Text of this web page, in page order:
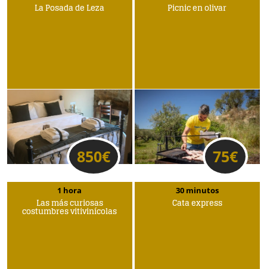
Picnic en olivar
75€
La Posada de Leza
850€
1 hora
Las más curiosas
costumbres vitivinícolas
30 minutos
Cata express